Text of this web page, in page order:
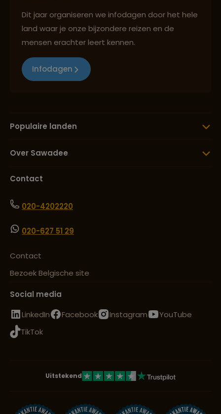
Dit jaar organiseren we infodagen door het hele
land waar je onze bijzondere reizen en de
mensen erachter leert kennen.
Infodagen
Populaire landen
Over Sawadee
Contact
020-4202220
020-627 51 29
Contact
Bezoek Belgische site
Social media
LinkedIn
Facebook Instagram
YouTube
TikTok
Uitstekend